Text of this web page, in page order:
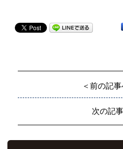
＜前の記
次の記